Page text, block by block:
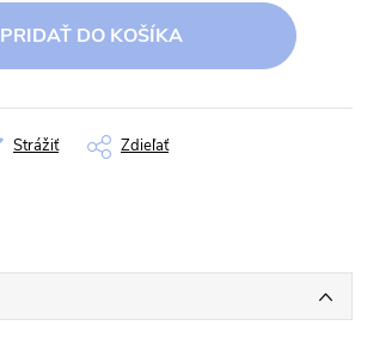
PRIDAŤ DO KOŠÍKA
Strážiť Zdieľať